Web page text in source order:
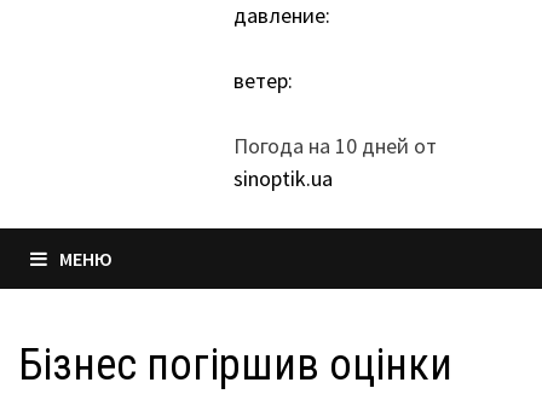
давление:
ветер:
Погода на 10 дней от
sinoptik.ua
МЕНЮ
Бізнес погіршив оцінки